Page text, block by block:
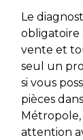
Le
obligatoire
vente et
seul un
si vous
pièces
attention